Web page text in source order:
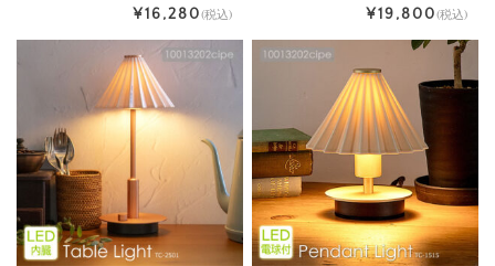
¥16,280(税込) ¥19,800(税込)